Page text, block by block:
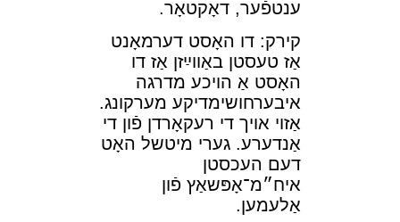
ענטפֿער, דאָקטאָר.
קירק: דו האָסט דערמאָנט
אַז טעסטן באַװײַזן אַז דו
האָסט אַ הױכע מדרגה
איבערחושימדיקע מערקונג.
אַזױ אױך די רעקאָרדן פֿון די
אַנדערע. גערי מיטשל האָט
דעם העכסטן
איח״מ־אָפּשאַץ פֿון
אַלעמען.